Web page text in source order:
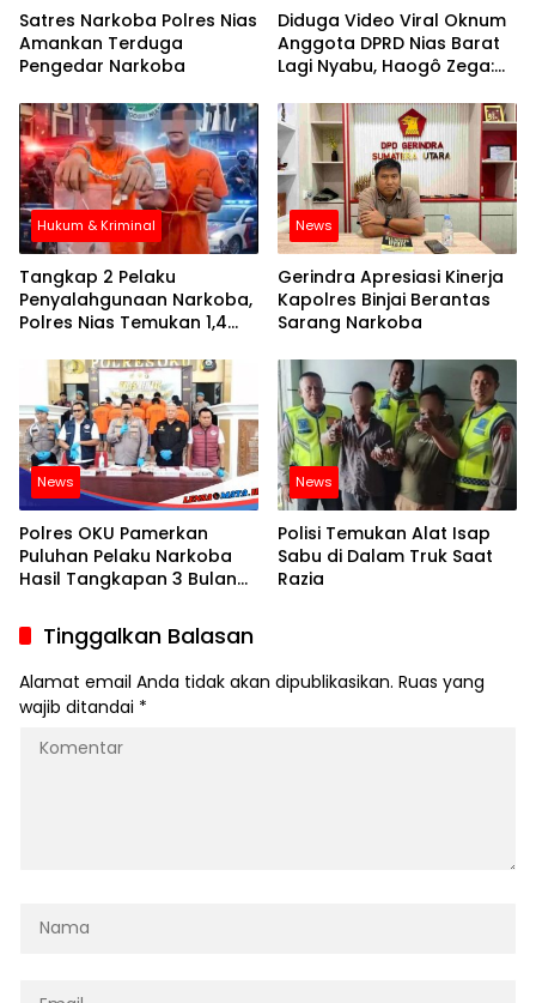
Satres Narkoba Polres Nias
Amankan Terduga
Pengedar Narkoba
Diduga Video Viral Oknum
Anggota DPRD Nias Barat
Lagi Nyabu, Haogô Zega:
Hukum & Kriminal
Tangkap 2 Pelaku
Penyalahgunaan Narkoba,
Polres Nias Temukan 1,4
News
Gerindra Apresiasi Kinerja
Kapolres Binjai Berantas
Sarang Narkoba
News
Polres OKU Pamerkan
Puluhan Pelaku Narkoba
Hasil Tangkapan 3 Bulan
News
Polisi Temukan Alat Isap
Sabu di Dalam Truk Saat
Razia
Tinggalkan Balasan
Alamat email Anda tidak akan dipublikasikan. Ruas yang
wajib ditandai *